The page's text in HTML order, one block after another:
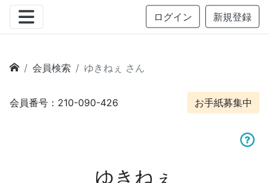
ログイン 新規登録
会員検索 ゆきねぇ さん
会員番号：210-090-426 お手紙募集中
ゆきねぇ